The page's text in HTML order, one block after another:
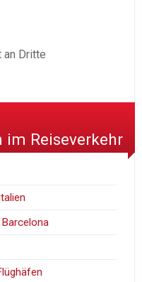
an Dritte
im Reiseverkehr